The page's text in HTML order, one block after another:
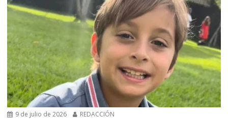
9 de julio de 2026 REDACCIÓN